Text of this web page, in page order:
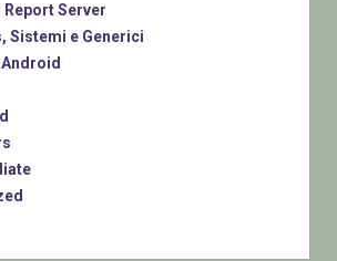
Report Server
Sistemi e Generici